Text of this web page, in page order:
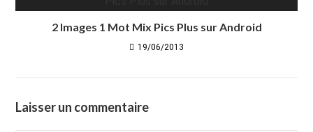
2 Images 1 Mot Mix Pics Plus sur Android
19/06/2013
Laisser un commentaire